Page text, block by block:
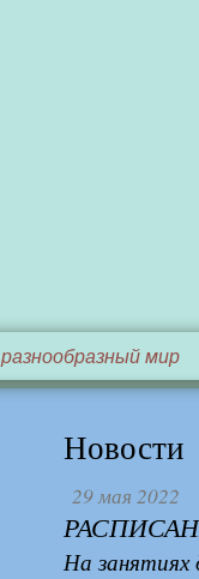
мир
Новости
29 мая 2022
На занятиях